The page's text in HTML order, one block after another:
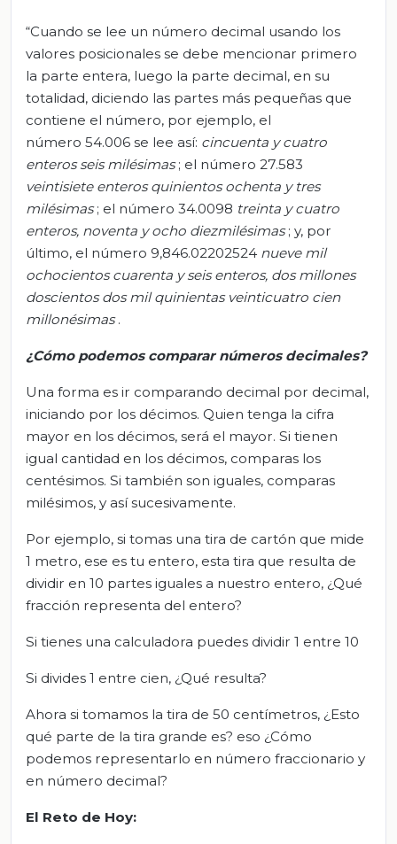
“Cuando se lee un número decimal usando los
valores posicionales se debe mencionar primero
la parte entera, luego la parte decimal, en su
totalidad, diciendo las partes más pequeñas que
contiene el número, por ejemplo, el
número 54.006 se lee así: cincuenta y cuatro
enteros seis milésimas; el número 27.583
veintisiete enteros quinientos ochenta y tres
milésimas; el número 34.0098 treinta y cuatro
enteros, noventa y ocho diezmilésimas; y, por
último, el número 9,846.02202524 nueve mil
ochocientos cuarenta y seis enteros, dos millones
doscientos dos mil quinientas veinticuatro cien
millonésimas.
¿Cómo podemos comparar números decimales?
Una forma es ir comparando decimal por decimal,
iniciando por los décimos. Quien tenga la cifra
mayor en los décimos, será el mayor. Si tienen
igual cantidad en los décimos, comparas los
centésimos. Si también son iguales, comparas
milésimos, y así sucesivamente.
Por ejemplo, si tomas una tira de cartón que mide
1 metro, ese es tu entero, esta tira que resulta de
dividir en 10 partes iguales a nuestro entero, ¿Qué
fracción representa del entero?
Si tienes una calculadora puedes dividir 1 entre 10
Si divides 1 entre cien, ¿Qué resulta?
Ahora si tomamos la tira de 50 centímetros, ¿Esto
qué parte de la tira grande es? eso ¿Cómo
podemos representarlo en número fraccionario y
en número decimal?
El Reto de Hoy: